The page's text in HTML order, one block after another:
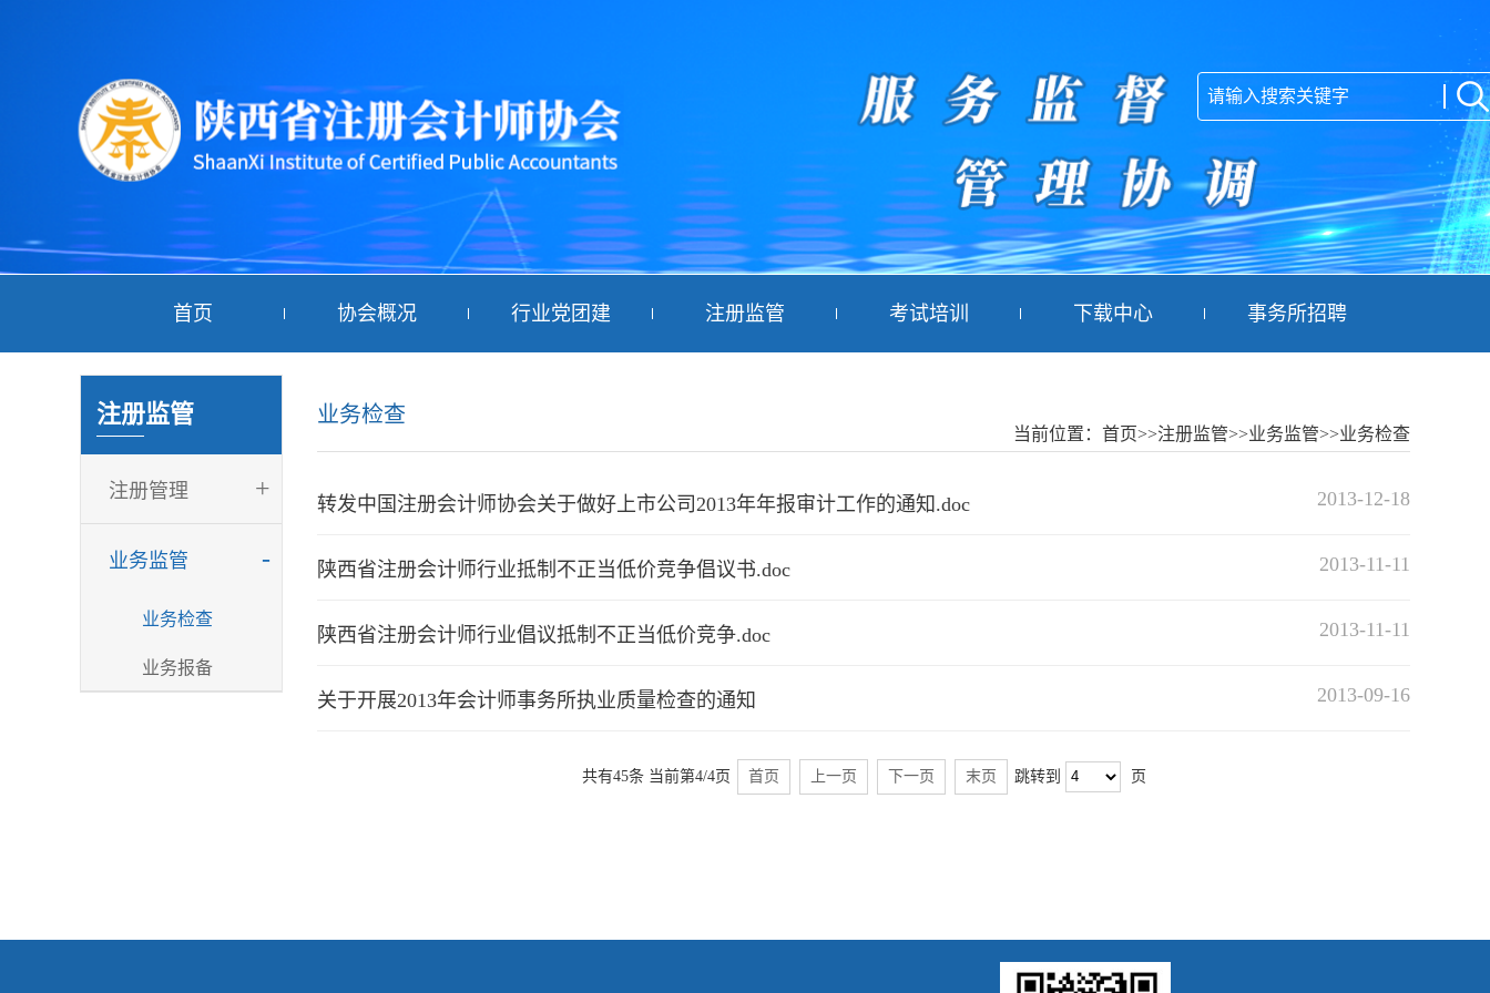
首页 协会概况 行业党团建 注册监管 考试培训 下载中心 事务所招聘
注册监管
注册管理 +
业务监管 -
业务检查
业务报备
业务检查
当前位置： 首页>>注册监管>>业务监管>>业务检查
转发中国注册会计师协会关于做好上市公司2013年年报审计工作的通知.doc 2013-12-18
陕西省注册会计师行业抵制不正当低价竞争倡议书.doc 2013-11-11
陕西省注册会计师行业倡议抵制不正当低价竞争.doc 2013-11-11
关于开展2013年会计师事务所执业质量检查的通知 2013-09-16
共有45条 当前第4/4页 首页 上一页 下一页 末页 跳转到 页